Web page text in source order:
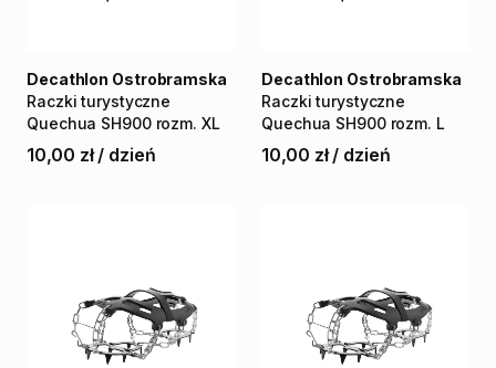
Raczki turystyczne
Quechua SH900 rozm. XL
Decathlon Ostrobramska
10,00 zł / dzień
Raczki turystyczne
Quechua SH900 rozm. L
Decathlon Ostrobramska
10,00 zł / dzień